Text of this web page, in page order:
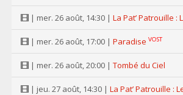
| mer. 26 août, 14:30 | La Pat’ Patrouille :
| mer. 26 août, 17:00 | Paradise VOST
| mer. 26 août, 20:00 | Tombé du Ciel
| jeu. 27 août, 14:30 | La Pat’ Patrouille :